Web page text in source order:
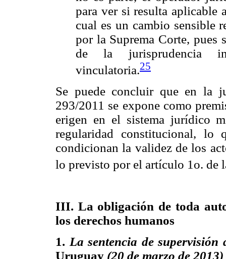
para ver si resulta aplicable
cual es un cambio sensible
por la Suprema Corte, pues
de la jurisprudencia
vinculatoria.25
Se puede concluir que en la
293/2011 se expone como
erigen en el sistema jurídico
regularidad constitucional, lo
condicionan la validez de los
lo previsto por el artículo 1o. de
III. La obligación de toda
los derechos humanos
1. La sentencia de supervisión
Uruguay (20 de marzo de 2013)